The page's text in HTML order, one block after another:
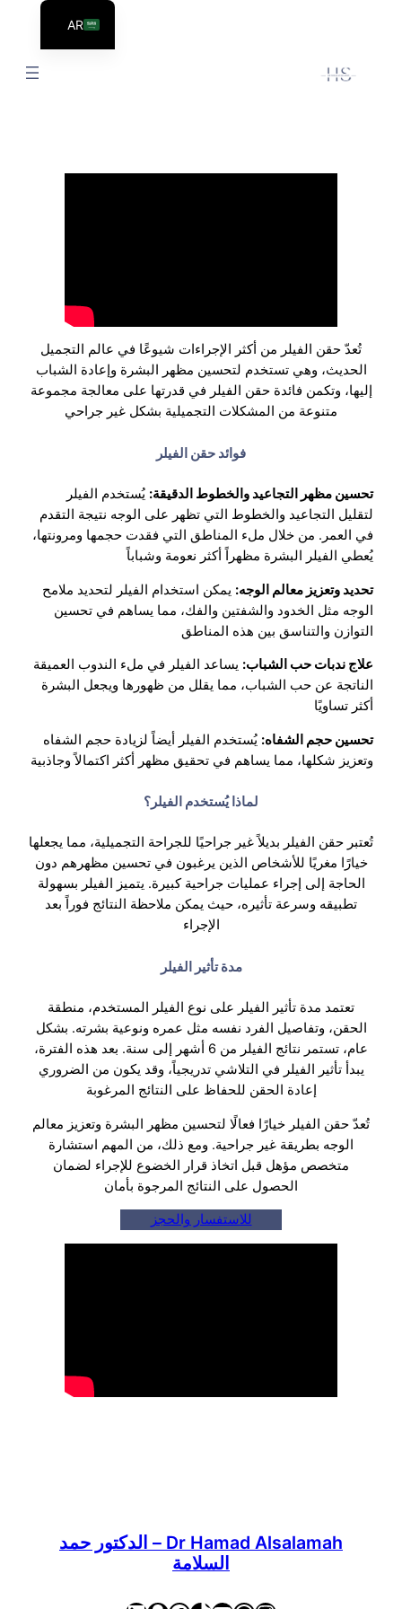
تُعدّ حقن الفيلر من أكثر الإجراءات شيوعًا في عالم التجميل
الحديث، وهي تستخدم لتحسين مظهر البشرة وإعادة الشباب
إليها، وتكمن فائدة حقن الفيلر في قدرتها على معالجة مجموعة
متنوعة من المشكلات التجميلية بشكل غير جراحي
فوائد حقن الفيلر
تحسين مظهر التجاعيد والخطوط الدقيقة: يُستخدم الفيلر
لتقليل التجاعيد والخطوط التي تظهر على الوجه نتيجة التقدم
في العمر. من خلال ملء المناطق التي فقدت حجمها ومرونتها،
يُعطي الفيلر البشرة مظهراً أكثر نعومة وشباباً
تحديد وتعزيز معالم الوجه: يمكن استخدام الفيلر لتحديد ملامح
الوجه مثل الخدود والشفتين والفك، مما يساهم في تحسين
التوازن والتناسق بين هذه المناطق
علاج ندبات حب الشباب: يساعد الفيلر في ملء الندوب العميقة
الناتجة عن حب الشباب، مما يقلل من ظهورها ويجعل البشرة
أكثر تساويًا
تحسين حجم الشفاه: يُستخدم الفيلر أيضاً لزيادة حجم الشفاه
وتعزيز شكلها، مما يساهم في تحقيق مظهر أكثر اكتمالاً وجاذبية
لماذا يُستخدم الفيلر؟
تُعتبر حقن الفيلر بديلاً غير جراحيًا للجراحة التجميلية، مما يجعلها
خيارًا مغريًا للأشخاص الذين يرغبون في تحسين مظهرهم دون
الحاجة إلى إجراء عمليات جراحية كبيرة. يتميز الفيلر بسهولة
تطبيقه وسرعة تأثيره، حيث يمكن ملاحظة النتائج فوراً بعد
الإجراء
مدة تأثير الفيلر
تعتمد مدة تأثير الفيلر على نوع الفيلر المستخدم، منطقة
الحقن، وتفاصيل الفرد نفسه مثل عمره ونوعية بشرته. بشكل
عام، تستمر نتائج الفيلر من 6 أشهر إلى سنة. بعد هذه الفترة،
يبدأ تأثير الفيلر في التلاشي تدريجياً، وقد يكون من الضروري
إعادة الحقن للحفاظ على النتائج المرغوبة
تُعدّ حقن الفيلر خيارًا فعالًا لتحسين مظهر البشرة وتعزيز معالم
الوجه بطريقة غير جراحية. ومع ذلك، من المهم استشارة
متخصص مؤهل قبل اتخاذ قرار الخضوع للإجراء لضمان
الحصول على النتائج المرجوة بأمان
للاستفسار والحجز
Dr Hamad Alsalamah – الدكتور حمد
السلامة
AR
EN